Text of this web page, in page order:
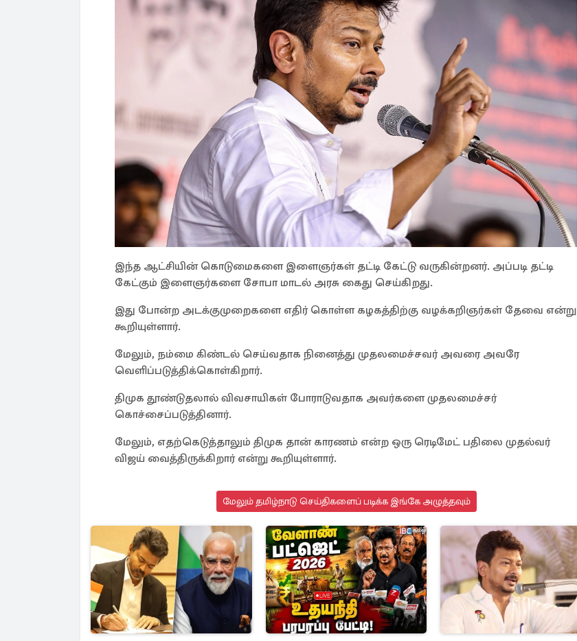
இந்த ஆட்சியின் கொடுமைகளை இளைஞர்கள் தட்டி கேட்டு வருகின்றனர். அப்படி தட்டி
கேட்கும் இளைஞர்களை சோபா மாடல் அரசு கைது செய்கிறது.
இது போன்ற அடக்குமுறைகளை எதிர் கொள்ள கழகத்திற்கு வழக்கறிஞர்கள் தேவை என்று
கூறியுள்ளார்.
மேலும், நம்மை கிண்டல் செய்வதாக நினைத்து முதலமைச்சவர் அவரை அவரே
வெளிப்படுத்திக்கொள்கிறார்.
திமுக தூண்டுதலால் விவசாயிகள் போராடுவதாக அவர்களை முதலமைச்சர்
கொச்சைப்படுத்தினார்.
மேலும், எதற்கெடுத்தாலும் திமுக தான் காரணம் என்ற ஒரு ரெடிமேட் பதிலை முதல்வர்
விஜய் வைத்திருக்கிறார் என்று கூறியுள்ளார்.
மேலும் தமிழ்நாடு செய்திகளைப் படிக்க இங்கே அழுத்தவும்